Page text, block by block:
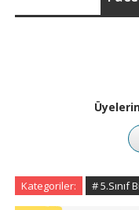
Kategoriler: # 5.Sınıf